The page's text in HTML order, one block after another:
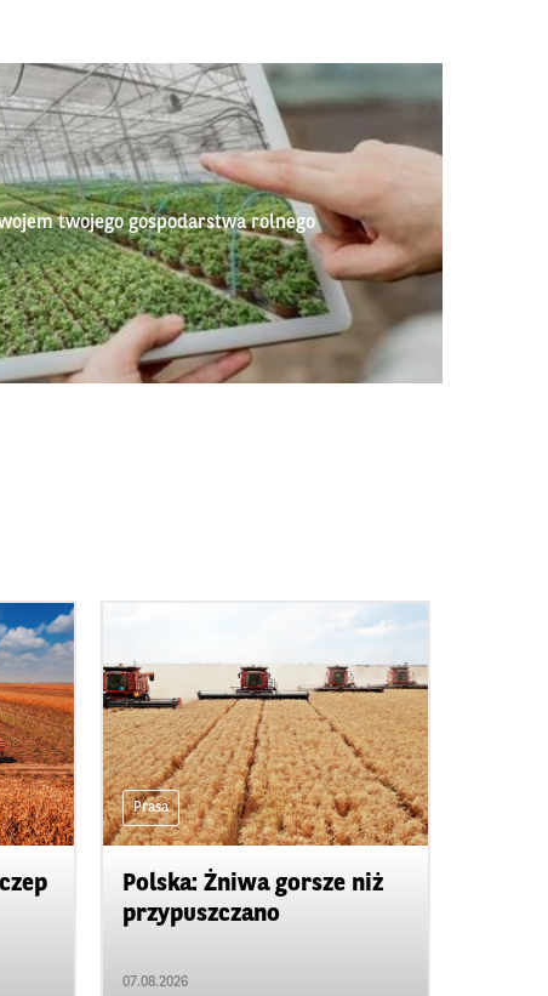
twojego gospodarstwa rolnego
Prasa
Polska: Żniwa gorsze niż
przypuszczano
07.08.2026